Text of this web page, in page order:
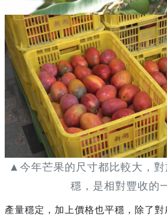
▲今年芒果的尺寸都比較大，
穩，是相對豐收的
產量穩定，加上價格也平穩，除了對